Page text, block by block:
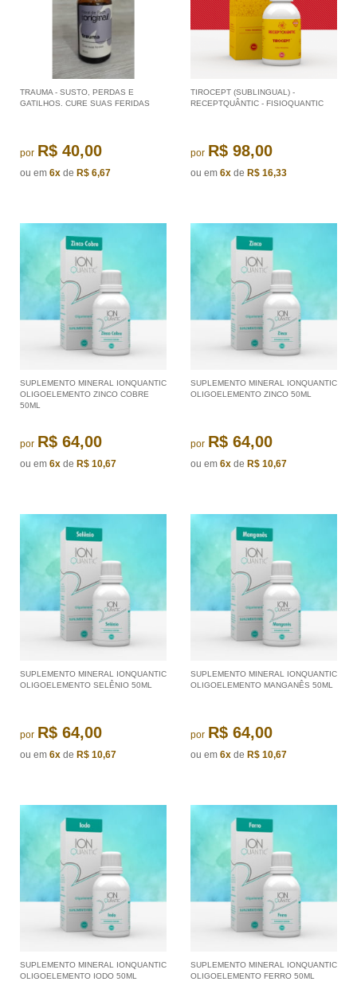
TRAUMA - SUSTO, PERDAS E
GATILHOS. CURE SUAS FERIDAS
por R$ 40,00
ou em 6x de R$ 6,67
TIROCEPT (SUBLINGUAL) -
RECEPTQUÂNTIC - FISIOQUANTIC
por R$ 98,00
ou em 6x de R$ 16,33
SUPLEMENTO MINERAL IONQUANTIC
OLIGOELEMENTO ZINCO COBRE
50ML
por R$ 64,00
ou em 6x de R$ 10,67
SUPLEMENTO MINERAL IONQUANTIC
OLIGOELEMENTO ZINCO 50ML
por R$ 64,00
ou em 6x de R$ 10,67
SUPLEMENTO MINERAL IONQUANTIC
OLIGOELEMENTO SELÊNIO 50ML
por R$ 64,00
ou em 6x de R$ 10,67
SUPLEMENTO MINERAL IONQUANTIC
OLIGOELEMENTO MANGANÊS 50ML
por R$ 64,00
ou em 6x de R$ 10,67
SUPLEMENTO MINERAL IONQUANTIC
OLIGOELEMENTO IODO 50ML
SUPLEMENTO MINERAL IONQUANTIC
OLIGOELEMENTO FERRO 50ML